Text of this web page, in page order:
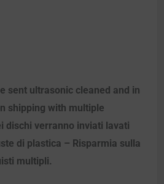
sent ultrasonic cleaned and in
shipping with multiple
dischi verranno inviati lavati
di plastica – Risparmia sulla
multipli.